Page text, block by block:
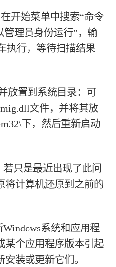
开始菜单中搜索“命令
管理员身份运行”，输
执行，等待扫描结果
放置到系统目录：可
文件，并将其放
下，然后重新启动
只是最近出现了此问
将计算机还原到之前的
系统和应用程
某个应用程序版本引起
装或更新它们。